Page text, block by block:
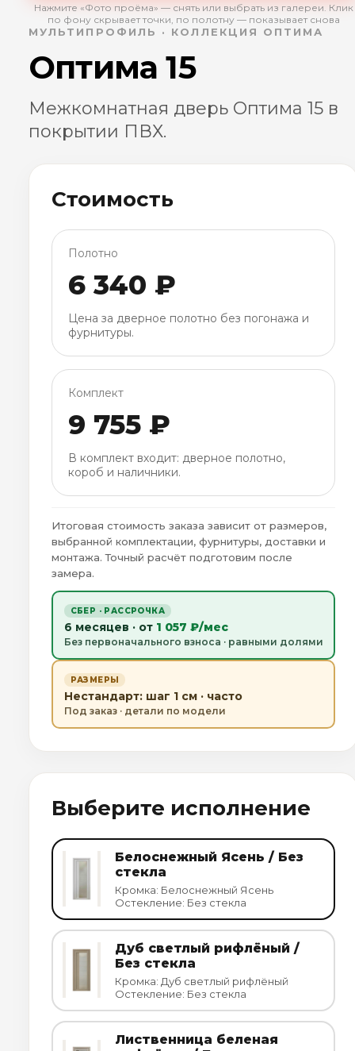
Нажмите «Фото проёма» — снять или выбрать из галереи. Клик
по фону скрывает точки, по полотну — показывает снова
МУЛЬТИПРОФИЛЬ · КОЛЛЕКЦИЯ ОПТИМА
Оптима 15
Межкомнатная дверь Оптима 15 в
покрытии ПВХ.
Стоимость
Полотно
6 340 ₽
Цена за дверное полотно без погонажа и
фурнитуры.
Комплект
9 755 ₽
В комплект входит: дверное полотно,
короб и наличники.
Итоговая стоимость заказа зависит от размеров,
выбранной комплектации, фурнитуры, доставки и
монтажа. Точный расчёт подготовим после
замера.
СБЕР · РАССРОЧКА
6 месяцев · от 1 057 ₽/мес
Без первоначального взноса · равными долями
РАЗМЕРЫ
Нестандарт: шаг 1 см · часто
Под заказ · детали по модели
Выберите исполнение
Белоснежный Ясень / Без
стекла
Кромка: Белоснежный Ясень
Остекление: Без стекла
Дуб светлый рифлёный /
Без стекла
Кромка: Дуб светлый рифлёный
Остекление: Без стекла
Лиственница беленая